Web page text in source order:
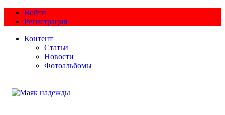
Войти
Регистрация
Контент
Статьи
Новости
Фотоальбомы